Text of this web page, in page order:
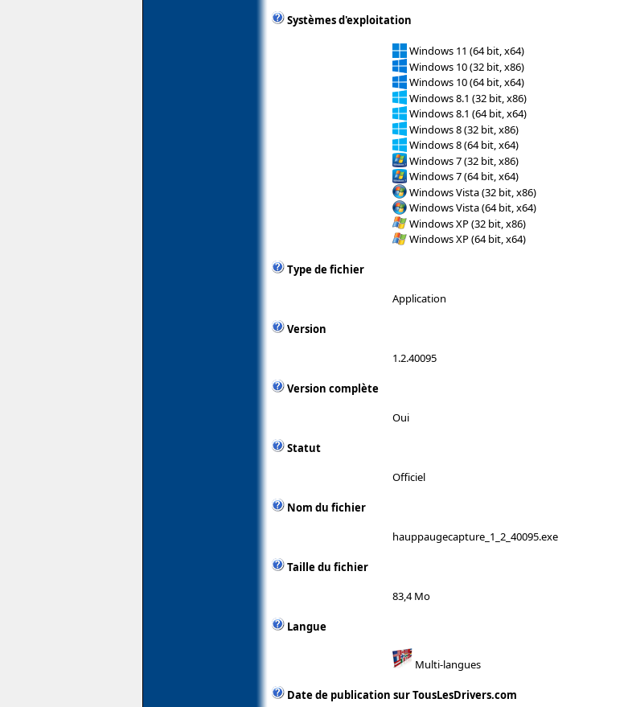
Systèmes d'exploitation
Windows 11 (64 bit, x64)
Windows 10 (32 bit, x86)
Windows 10 (64 bit, x64)
Windows 8.1 (32 bit, x86)
Windows 8.1 (64 bit, x64)
Windows 8 (32 bit, x86)
Windows 8 (64 bit, x64)
Windows 7 (32 bit, x86)
Windows 7 (64 bit, x64)
Windows Vista (32 bit, x86)
Windows Vista (64 bit, x64)
Windows XP (32 bit, x86)
Windows XP (64 bit, x64)
Type de fichier
Application
Version
1.2.40095
Version complète
Oui
Statut
Officiel
Nom du fichier
hauppaugecapture_1_2_40095.exe
Taille du fichier
83,4 Mo
Langue
Multi-langues
Date de publication sur TousLesDrivers.com